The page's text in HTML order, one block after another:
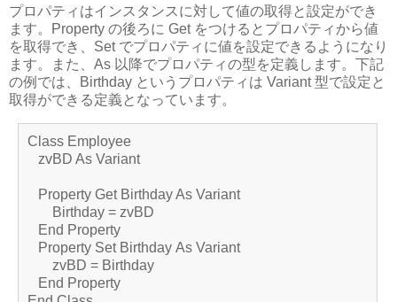
プロパティはインスタンスに対して値の取得と設定ができ
ます。Property の後ろに Get をつけるとプロパティから値
を取得でき、Set でプロパティに値を設定できるようになり
ます。また、As 以降でプロパティの型を定義します。下記
の例では、Birthday というプロパティは Variant 型で設定と
取得ができる定義となっています。
Class Employee
zvBD As Variant
Property Get Birthday As Variant
Birthday = zvBD
End Property
Property Set Birthday As Variant
zvBD = Birthday
End Property